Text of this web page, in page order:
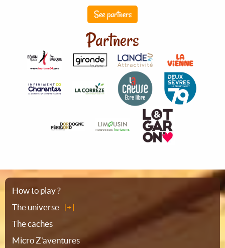
See partners
Partners
Sitemap
How to play ?
The universe
The caches
Micro Z'aventures